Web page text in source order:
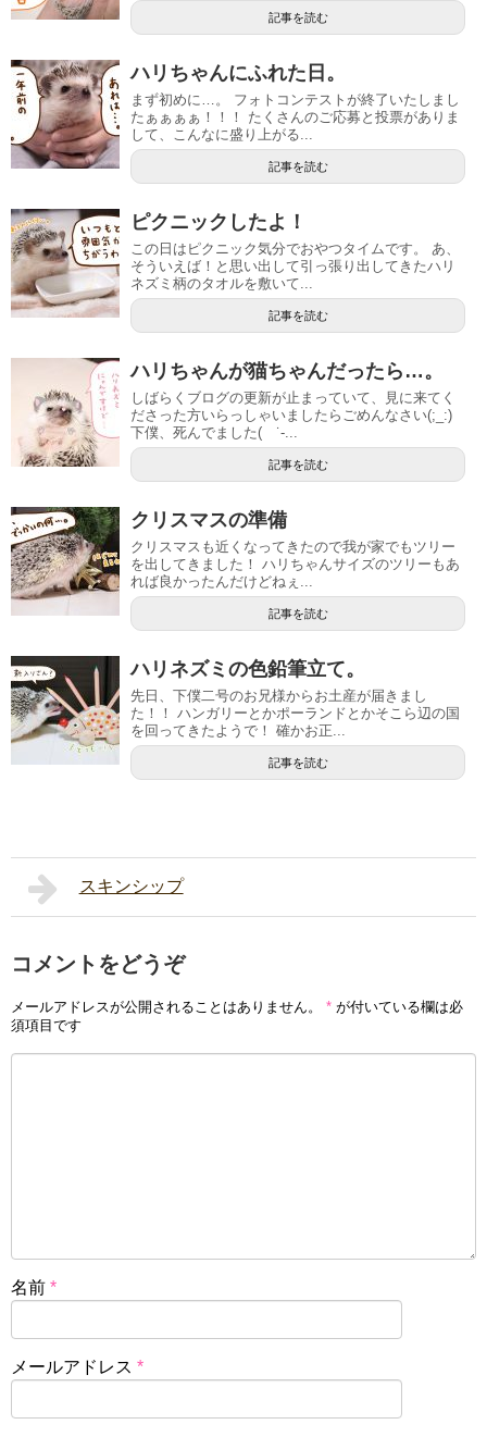
記事を読む
ハリちゃんにふれた日。
まず初めに…。 フォトコンテストが終了いたしまし
たぁぁぁぁ！！！ たくさんのご応募と投票がありま
して、こんなに盛り上がる...
記事を読む
ピクニックしたよ！
この日はピクニック気分でおやつタイムです。 あ、
そういえば！と思い出して引っ張り出してきたハリ
ネズミ柄のタオルを敷いて...
記事を読む
ハリちゃんが猫ちゃんだったら…。
しばらくブログの更新が止まっていて、見に来てく
ださった方いらっしゃいましたらごめんなさい(;_:)
下僕、死んでました( ˙-...
記事を読む
クリスマスの準備
クリスマスも近くなってきたので我が家でもツリー
を出してきました！ ハリちゃんサイズのツリーもあ
れば良かったんだけどねぇ...
記事を読む
ハリネズミの色鉛筆立て。
先日、下僕二号のお兄様からお土産が届きまし
た！！ ハンガリーとかポーランドとかそこら辺の国
を回ってきたようで！ 確かお正...
記事を読む
スキンシップ
コメントをどうぞ
メールアドレスが公開されることはありません。 * が付いている欄は必
須項目です
名前 *
メールアドレス *